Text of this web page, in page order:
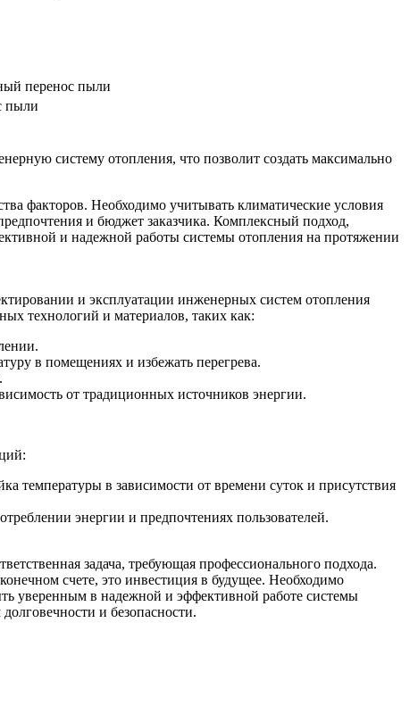
перенос пыли
пыли
систему отопления, что позволит создать максимально
факторов. Необходимо учитывать климатические условия
и бюджет заказчика. Комплексный подход,
и надежной работы системы отопления на протяжении
и эксплуатации инженерных систем отопления
технологий и материалов, таких как:
в помещениях и избежать перегрева.
от традиционных источников энергии.
температуры в зависимости от времени суток и присутствия
энергии и предпочтениях пользователей.
задача, требующая профессионального подхода.
счете, это инвестиция в будущее. Необходимо
уверенным в надежной и эффективной работе системы
и безопасности.